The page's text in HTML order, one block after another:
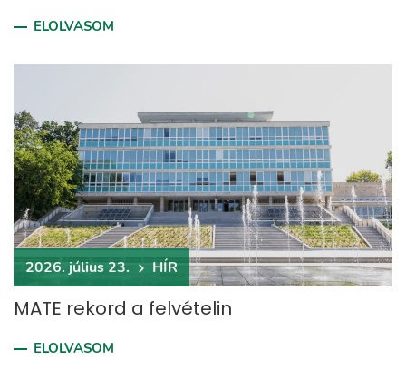
ELOLVASOM
2026. július 23. HÍR
MATE rekord a felvételin
ELOLVASOM